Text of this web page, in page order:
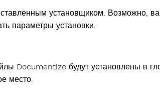
установщиком. Возможно,
параметры установки.
Documentize будут установлены в
место.